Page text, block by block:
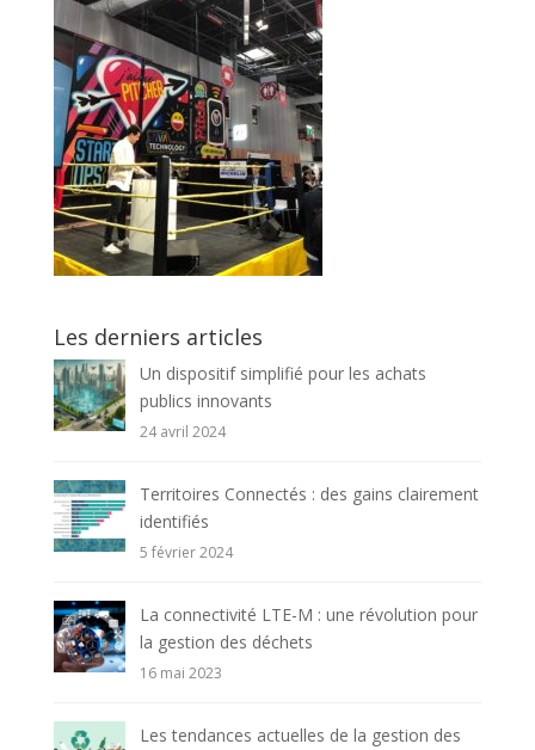
Les derniers articles
Un dispositif simplifié pour les achats
publics innovants
24 avril 2024
Territoires Connectés : des gains clairement
identifiés
5 février 2024
La connectivité LTE-M : une révolution pour
la gestion des déchets
16 mai 2023
Les tendances actuelles de la gestion des